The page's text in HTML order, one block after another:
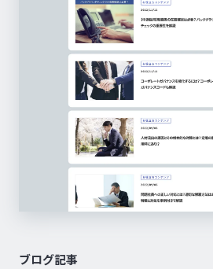
ブログ記事